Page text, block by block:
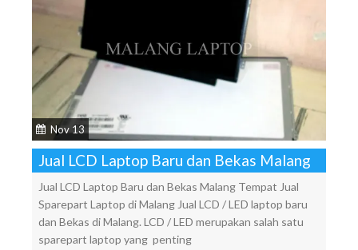
Nov 13
Jual LCD Laptop Baru dan Bekas Malang
Jual LCD Laptop Baru dan Bekas Malang Tempat Jual
Sparepart Laptop di Malang Jual LCD / LED laptop baru
dan Bekas di Malang. LCD / LED merupakan salah satu
sparepart laptop yang penting